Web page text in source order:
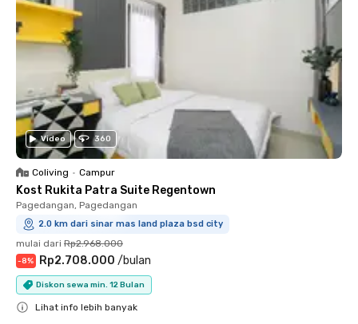
Video 360
Coliving • Campur
Kost Rukita Patra Suite Regentown
Pagedangan, Pagedangan
2.0 km dari sinar mas land plaza bsd city
mulai dari Rp2.968.000
-8% Rp2.708.000 /bulan
Diskon sewa min. 12 Bulan
Lihat info lebih banyak